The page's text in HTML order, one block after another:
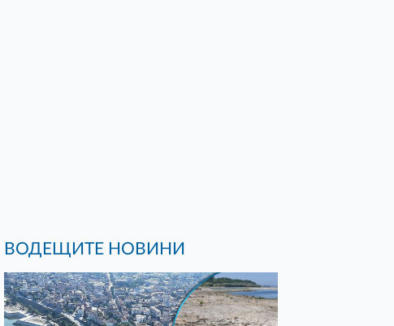
ВОДЕЩИТЕ НОВИНИ